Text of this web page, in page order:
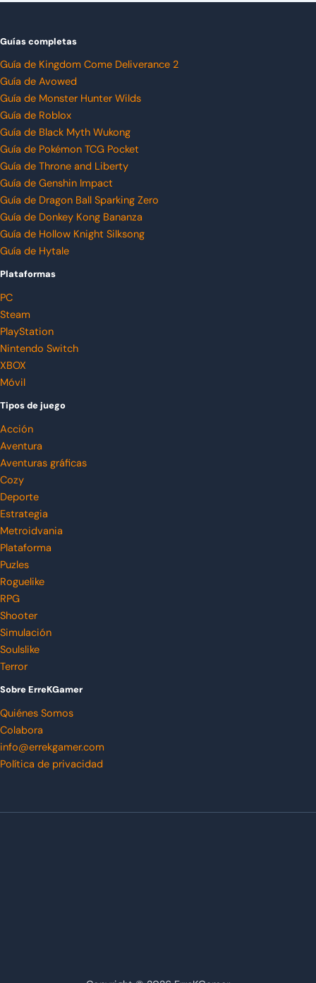
Guías completas
Guía de Kingdom Come Deliverance 2
Guía de Avowed
Guía de Monster Hunter Wilds
Guía de Roblox
Guía de Black Myth Wukong
Guía de Pokémon TCG Pocket
Guía de Throne and Liberty
Guía de Genshin Impact
Guía de Dragon Ball Sparking Zero
Guía de Donkey Kong Bananza
Guía de Hollow Knight Silksong
Guía de Hytale
Plataformas
PC
Steam
PlayStation
Nintendo Switch
XBOX
Móvil
Tipos de juego
Acción
Aventura
Aventuras gráficas
Cozy
Deporte
Estrategia
Metroidvania
Plataforma
Puzles
Roguelike
RPG
Shooter
Simulación
Soulslike
Terror
Sobre ErreKGamer
Quiénes Somos
Colabora
info@errekgamer.com
Política de privacidad